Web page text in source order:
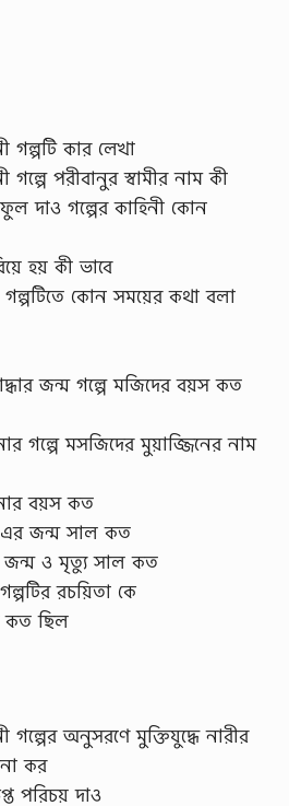
গল্পটি কার লেখা
গল্পে পরীবানুর স্বামীর নাম কী
দাও গল্পের কাহিনী কোন
হয় কী ভাবে
কোন সময়ের কথা বলা
জন্ম গল্পে মজিদের বয়স কত
গল্পে মসজিদের মুয়াজ্জিনের নাম
বয়স কত
জন্ম সাল কত
ও মৃত্যু সাল কত
রচয়িতা কে
কত ছিল
গল্পের অনুসরণে মুক্তিযুদ্ধে নারীর
কর
পরিচয় দাও